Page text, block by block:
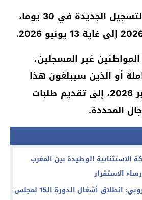
وحدد القرار فترة التسجيل الجديدة في 30 يوما،
المواطنين غير المسجلين،
سنة كاملة أو الذين سيبلغون هذا
السن يوم 23 شتنبر 2026، إلى تقديم طلبات
المحددة.
الاستثنائية الوطيدة بين المغرب
الاستقرار
المغرب والاتحاد الأوروبي: انطلاق أشغال الدورة الـ15 لمجلس